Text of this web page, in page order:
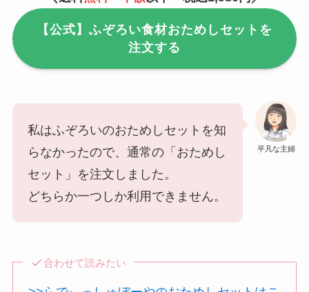
【公式】ふぞろい食材おためしセットを
注文する
平凡な主婦
私はふぞろいのおためしセットを知
らなかったので、通常の「おためし
セット」を注文しました。
どちらか一つしか利用できません。
合わせて読みたい